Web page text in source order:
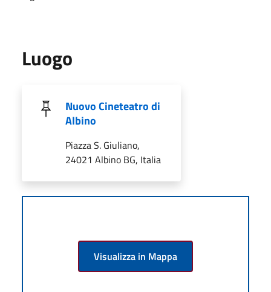
Luogo
Nuovo Cineteatro di
Albino
Piazza S. Giuliano,
24021 Albino BG, Italia
Visualizza in Mappa